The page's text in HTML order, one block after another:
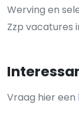
Werving en
Zzp vacatures
Vraag hier een